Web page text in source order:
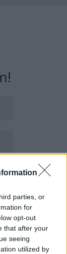
parties, or
for
opt-out
that after your
seeing
utilized by
.
közvetítő